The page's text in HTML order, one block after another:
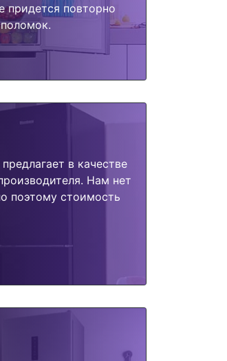
придется повторно
в качестве
Нам нет
поэтому стоимость